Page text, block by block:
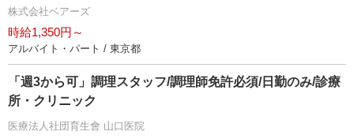
株式会社ベアーズ
時給1,350円～
アルバイト・パート / 東京都
「週3から可」調理スタッフ/調理師免許必須/日勤のみ/診療
所・クリニック
医療法人社団育生會 山口医院